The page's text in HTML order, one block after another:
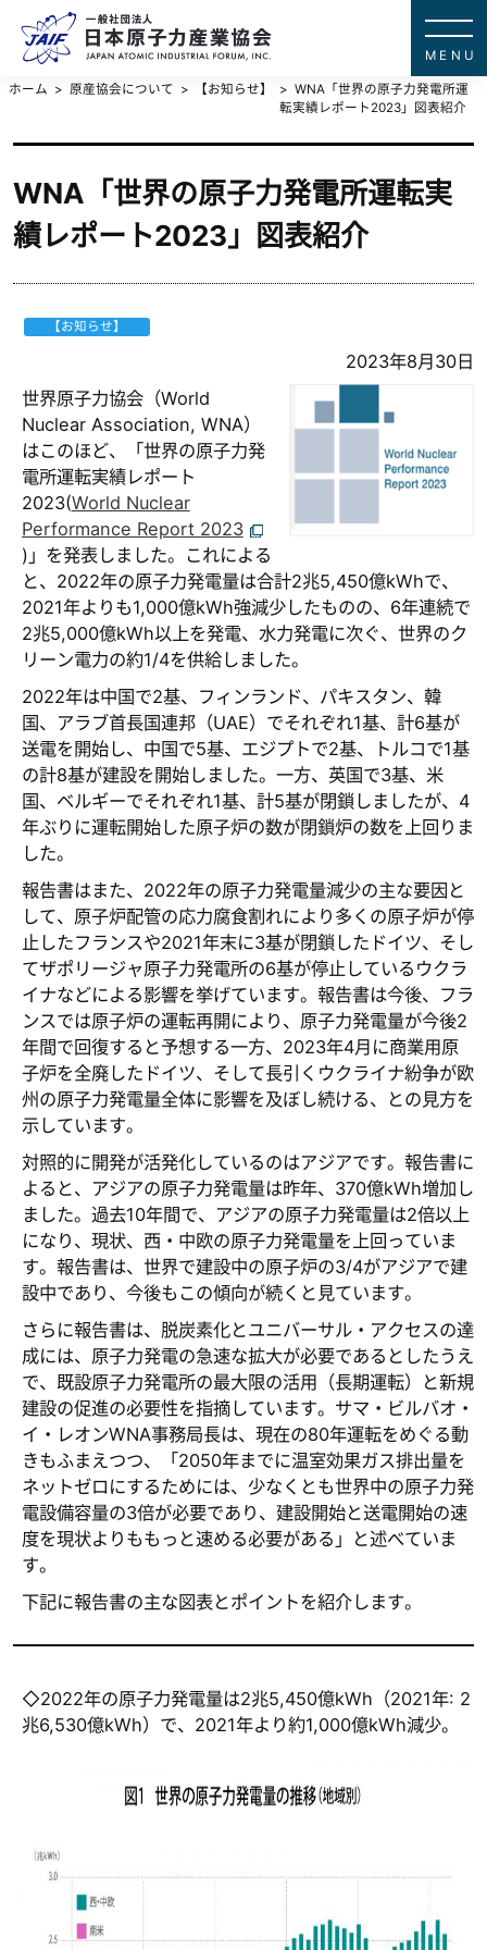
ホーム 原産協会について 【お知らせ】
WNA「世界の原子力発電所運
転実績レポート2023」図表紹介
WNA「世界の原子力発電所運転実
績レポート2023」図表紹介
【お知らせ】
2023年8月30日
世界原子力協会（World
Nuclear Association, WNA）
はこのほど、「世界の原子力発
電所運転実績レポート
2023(World Nuclear
Performance Report 2023
)」を発表しました。これによる
と、2022年の原子力発電量は合計2兆5,450億kWhで、
2021年よりも1,000億kWh強減少したものの、6年連続で
2兆5,000億kWh以上を発電、水力発電に次ぐ、世界のク
リーン電力の約1/4を供給しました。
2022年は中国で2基、フィンランド、パキスタン、韓
国、アラブ首長国連邦（UAE）でそれぞれ1基、計6基が
送電を開始し、中国で5基、エジプトで2基、トルコで1基
の計8基が建設を開始しました。一方、英国で3基、米
国、ベルギーでそれぞれ1基、計5基が閉鎖しましたが、4
年ぶりに運転開始した原子炉の数が閉鎖炉の数を上回りま
した。
報告書はまた、2022年の原子力発電量減少の主な要因と
して、原子炉配管の応力腐食割れにより多くの原子炉が停
止したフランスや2021年末に3基が閉鎖したドイツ、そし
てザポリージャ原子力発電所の6基が停止しているウクラ
イナなどによる影響を挙げています。報告書は今後、フラ
ンスでは原子炉の運転再開により、原子力発電量が今後2
年間で回復すると予想する一方、2023年4月に商業用原
子炉を全廃したドイツ、そして長引くウクライナ紛争が欧
州の原子力発電量全体に影響を及ぼし続ける、との見方を
示しています。
対照的に開発が活発化しているのはアジアです。報告書に
よると、アジアの原子力発電量は昨年、370億kWh増加し
ました。過去10年間で、アジアの原子力発電量は2倍以上
になり、現状、西・中欧の原子力発電量を上回っていま
す。報告書は、世界で建設中の原子炉の3/4がアジアで建
設中であり、今後もこの傾向が続くと見ています。
さらに報告書は、脱炭素化とユニバーサル・アクセスの達
成には、原子力発電の急速な拡大が必要であるとしたうえ
で、既設原子力発電所の最大限の活用（長期運転）と新規
建設の促進の必要性を指摘しています。サマ・ビルバオ・
イ・レオンWNA事務局長は、現在の80年運転をめぐる動
きもふまえつつ、「2050年までに温室効果ガス排出量を
ネットゼロにするためには、少なくとも世界中の原子力発
電設備容量の3倍が必要であり、建設開始と送電開始の速
度を現状よりももっと速める必要がある」と述べていま
す。
下記に報告書の主な図表とポイントを紹介します。
◇2022年の原子力発電量は2兆5,450億kWh（2021年: 2
兆6,530億kWh）で、2021年より約1,000億kWh減少。